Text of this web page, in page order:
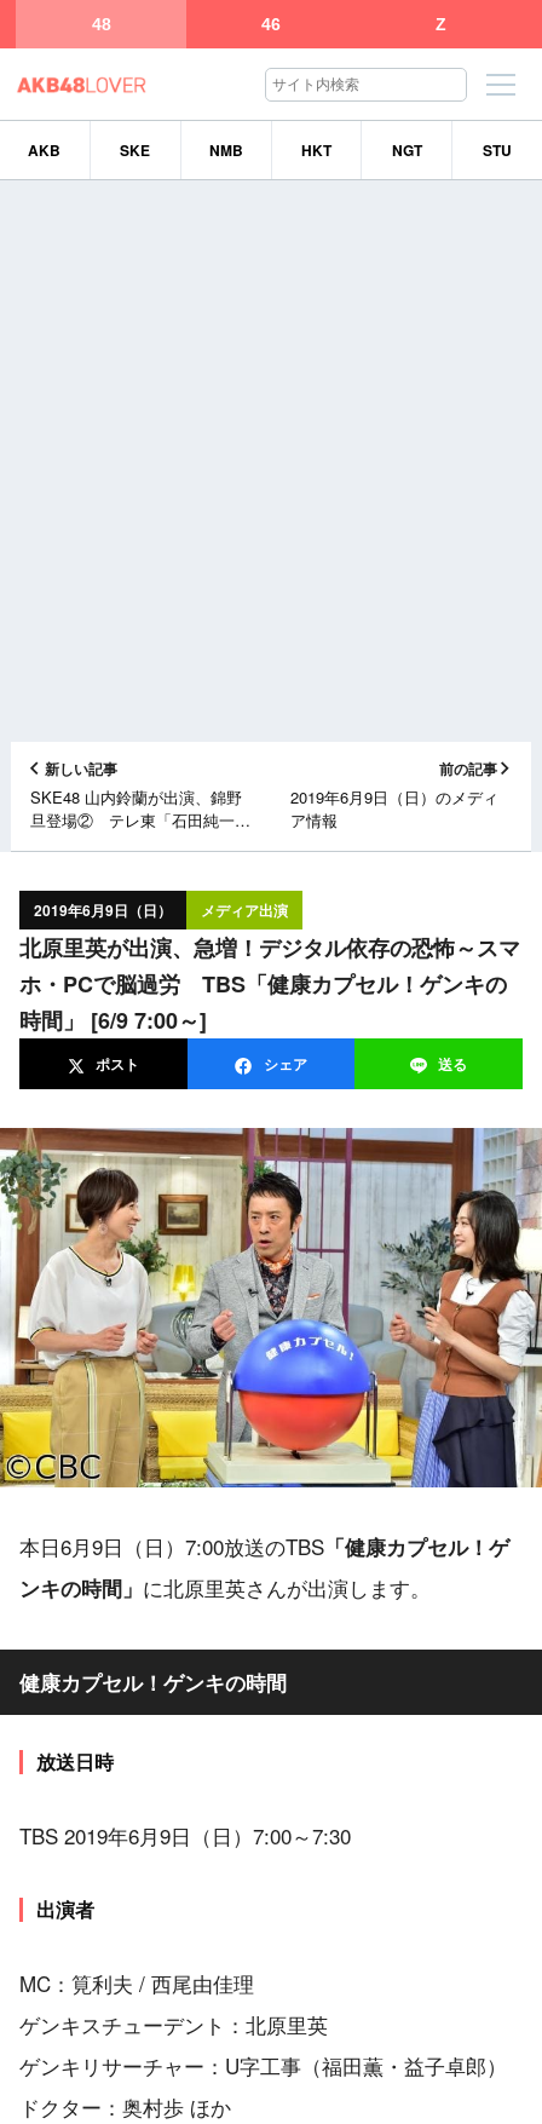
48 46 Z
AKB SKE NMB HKT NGT STU
新しい記事
SKE48 山内鈴蘭が出演、錦野
旦登場② テレ東「石田純一の
前の記事
2019年6月9日（日）のメディ
ア情報
2019年6月9日（日） メディア出演
北原里英が出演、急増！デジタル依存の恐怖～スマ
ホ・PCで脳過労 TBS「健康カプセル！ゲンキの
時間」 [6/9 7:00～]
ポスト シェア 送る
本日6月9日（日）7:00放送のTBS 「健康カプセル！ゲ
ンキの時間」 に北原里英さんが出演します。
健康カプセル！ゲンキの時間
放送日時
TBS 2019年6月9日（日）7:00～7:30
出演者
MC：筧利夫 / 西尾由佳理
ゲンキスチューデント：北原里英
ゲンキリサーチャー：U字工事（福田薫・益子卓郎）
ドクター：奥村歩 ほか